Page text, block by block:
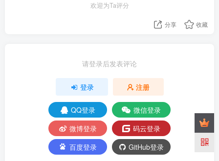
欢迎为Ta评分
分享 收藏
请登录后发表评论
登录 注册
QQ登录
微信登录
微博登录
码云登录
百度登录
GitHub登录